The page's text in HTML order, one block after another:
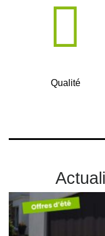
Qualité